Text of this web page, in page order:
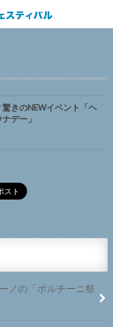
驚きのNEWイベント「ヘ
デー」
ノの「ポルチーニ祭